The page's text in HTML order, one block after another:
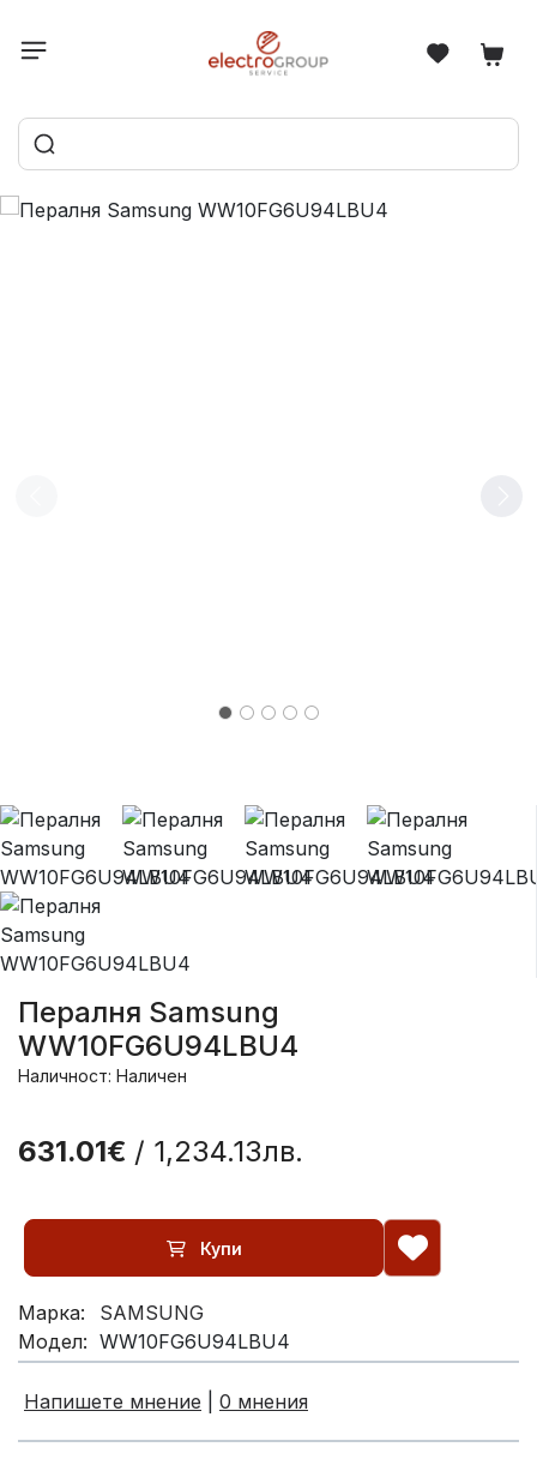
Пералня Samsung
WW10FG6U94LBU4
Наличност: Наличен
631.01€ / 1,234.13лв.
Купи
Марка:
SAMSUNG
Модел: WW10FG6U94LBU4
Напишете мнение 0 мнения